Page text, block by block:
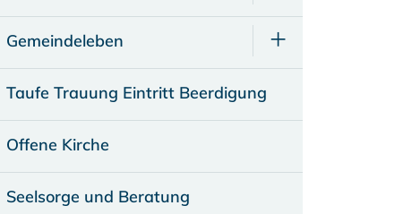
Gemeindeleben
Taufe Trauung Eintritt Beerdigung
Offene Kirche
Seelsorge und Beratung